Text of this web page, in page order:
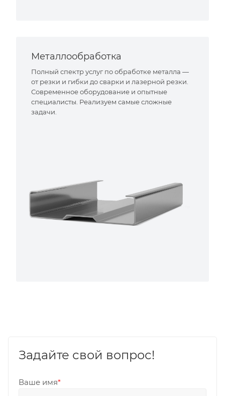
Металлообработка
Полный спектр услуг по обработке металла —
от резки и гибки до сварки и лазерной резки.
Современное оборудование и опытные
специалисты. Реализуем самые сложные
задачи.
Задайте свой вопрос!
Ваше имя*